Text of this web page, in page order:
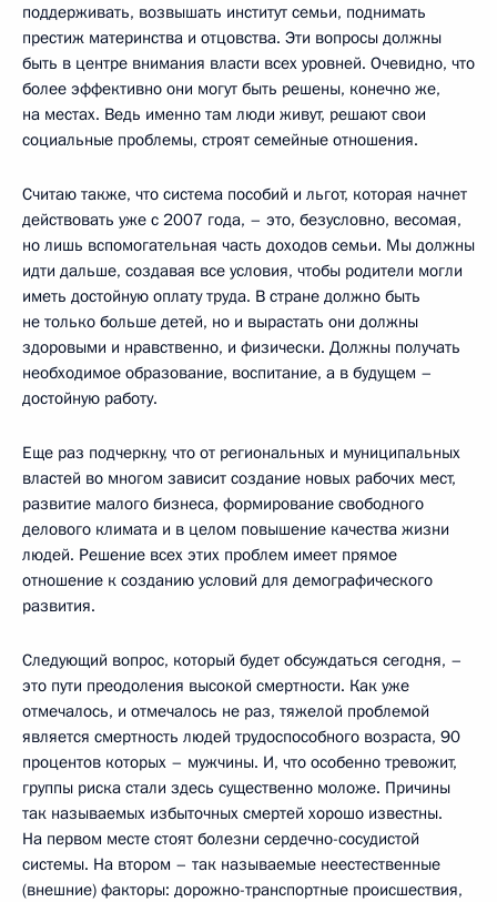
поддерживать, возвышать институт семьи, поднимать
престиж материнства и отцовства. Эти вопросы должны
быть в центре внимания власти всех уровней. Очевидно, что
более эффективно они могут быть решены, конечно же,
на местах. Ведь именно там люди живут, решают свои
социальные проблемы, строят семейные отношения.
Считаю также, что система пособий и льгот, которая начнет
действовать уже с 2007 года, – это, безусловно, весомая,
но лишь вспомогательная часть доходов семьи. Мы должны
идти дальше, создавая все условия, чтобы родители могли
иметь достойную оплату труда. В стране должно быть
не только больше детей, но и вырастать они должны
здоровыми и нравственно, и физически. Должны получать
необходимое образование, воспитание, а в будущем –
достойную работу.
Еще раз подчеркну, что от региональных и муниципальных
властей во многом зависит создание новых рабочих мест,
развитие малого бизнеса, формирование свободного
делового климата и в целом повышение качества жизни
людей. Решение всех этих проблем имеет прямое
отношение к созданию условий для демографического
развития.
Следующий вопрос, который будет обсуждаться сегодня, –
это пути преодоления высокой смертности. Как уже
отмечалось, и отмечалось не раз, тяжелой проблемой
является смертность людей трудоспособного возраста, 90
процентов которых – мужчины. И, что особенно тревожит,
группы риска стали здесь существенно моложе. Причины
так называемых избыточных смертей хорошо известны.
На первом месте стоят болезни сердечно-сосудистой
системы. На втором – так называемые неестественные
(внешние) факторы: дорожно-транспортные происшествия,